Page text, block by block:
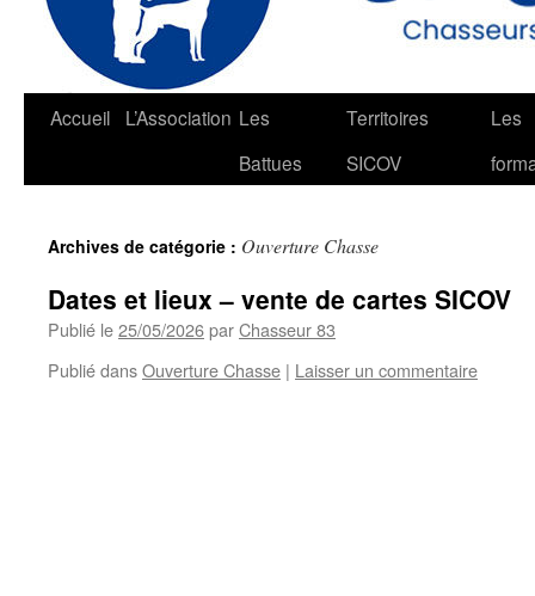
Accueil L’Association Les
Battues
Territoires
SICOV
Les
Archives de catégorie : Ouverture Chasse
Dates et lieux – vente de cartes SICOV
Publié le25/05/2026parChasseur 83
Publié dansOuverture Chasse | Laisser un commentaire